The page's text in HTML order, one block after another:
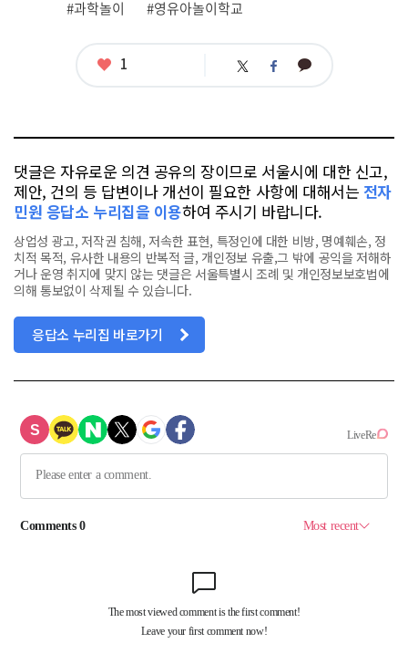
#과학놀이 #영유아놀이학교
좋1 트 페 카
댓글은 자유로운 의견 공유의 장이므로 서울시에 대한 신고,
제안, 건의 등 답변이나 개선이 필요한 사항에 대해서는 전자
민원 응답소 누리집을 이용하여 주시기 바랍니다.
상업성 광고, 저작권 침해, 저속한 표현, 특정인에 대한 비방, 명예훼손, 정
치적 목적, 유사한 내용의 반복적 글, 개인정보 유출,그 밖에 공익을 저해하
거나 운영 취지에 맞지 않는 댓글은 서울특별시 조례 및 개인정보보호법에
의해 통보없이 삭제될 수 있습니다.
응답소 누리집 바로가기